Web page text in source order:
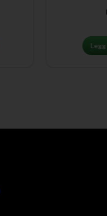
1
Legg i